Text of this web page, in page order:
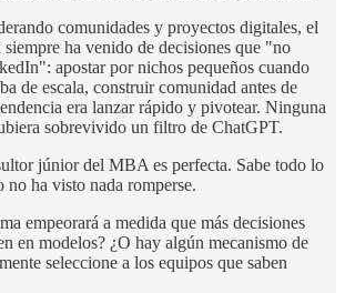
comunidades y proyectos digitales, el
ha venido de decisiones que "no
apostar por nichos pequeños cuando
de escala, construir comunidad antes de
era lanzar rápido y pivotear. Ninguna
sobrevivido un filtro de ChatGPT.
júnior del MBA es perfecta. Sabe todo lo
no ha visto nada romperse.
empeorará a medida que más decisiones
en modelos? ¿O hay algún mecanismo de
seleccione a los equipos que saben